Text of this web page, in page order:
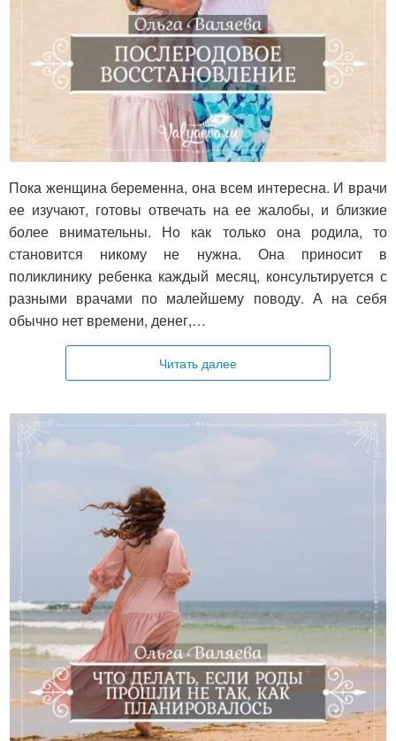
Послеродовое восстановление
Пока женщина беременна, она всем интересна. И врачи
ее изучают, готовы отвечать на ее жалобы, и близкие
более внимательны. Но как только она родила, то
становится никому не нужна. Она приносит в
поликлинику ребенка каждый месяц, консультируется с
разными врачами по малейшему поводу. А на себя
обычно нет времени, денег,…
Читать далее